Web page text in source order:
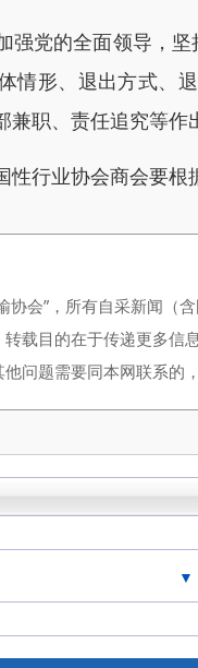
党的全面领导，坚
情形、退出方式、
兼职、责任追究等作
行业协会商会要根
协会”，所有自采新闻（
载目的在于传递更多信
问题需要同本网联系